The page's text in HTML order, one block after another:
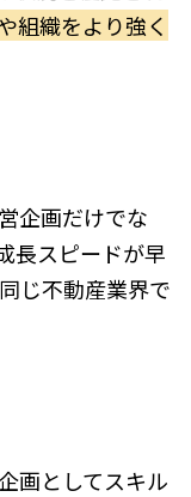
組織をより強く
企画だけでな
長スピードが早
じ不動産業界で
画としてスキル